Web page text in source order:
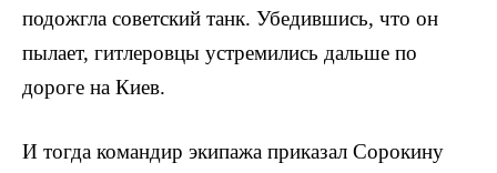
подожгла советский танк. Убедившись, что он
пылает, гитлеровцы устреми­лись дальше по
дороге на Киев.
И тогда командир экипажа приказал Сорокину